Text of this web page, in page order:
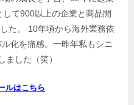
て900以上の企業と商品開
た。 10年頃から海外業務依
化を痛感。一昨年私もシニ
ました（笑）
ルはこちら